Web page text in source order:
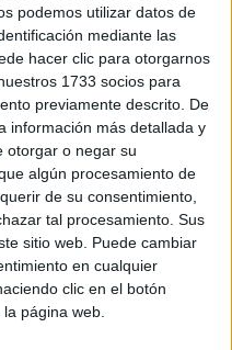
podemos utilizar datos de
mediante las
hacer clic para otorgarnos
1733 socios para
previamente descrito. De
información más detallada y
otorgar o negar su
algún procesamiento de
de su consentimiento,
tal procesamiento. Sus
sitio web. Puede cambiar
en cualquier
clic en el botón
página web.
de Arcos Quebrados
y un herido por
que nunca pierde
entre el Ittihad de